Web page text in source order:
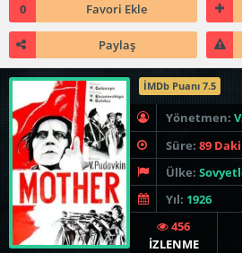
0 Favori Ekle
Paylaş
İMDb Puanı 7.5
Yönetmen:
Süre: 89
Ülke:
Yıl: 1926
456
İZLENME